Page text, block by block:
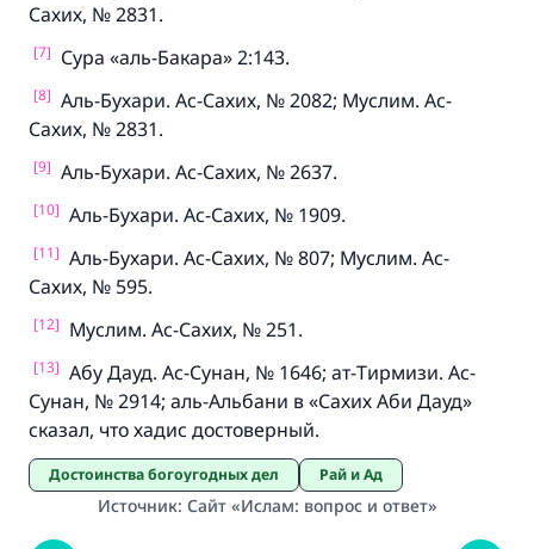
Сахих, № 2831.
[7] Сура «аль-Бакара» 2:143.
[8] Аль-Бухари. Ас-Сахих, № 2082; Муслим. Ас-
Сахих, № 2831.
[9] Аль-Бухари. Ас-Сахих, № 2637.
[10] Аль-Бухари. Ас-Сахих, № 1909.
[11] Аль-Бухари. Ас-Сахих, № 807; Муслим. Ас-
Сахих, № 595.
[12] Муслим. Ас-Сахих, № 251.
[13] Абу Дауд. Ас-Сунан, № 1646; ат-Тирмизи. Ас-
Сунан, № 2914; аль-Альбани в «Сахих Аби Дауд»
сказал, что хадис достоверный.
Достоинства богоугодных дел Рай и Ад
Источник: Сайт «Ислам: вопрос и ответ»